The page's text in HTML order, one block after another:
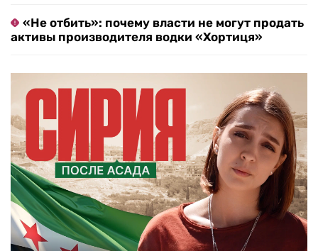
«Не отбить»: почему власти не могут продать
активы производителя водки «Хортиця»